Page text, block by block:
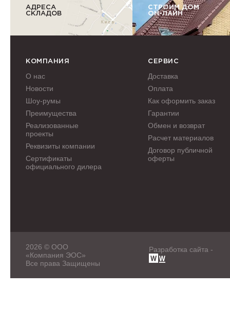
АДРЕСА
СКЛАДОВ
СТРОИМ ДОМ
ОН-ЛАЙН
КОМПАНИЯ
О нас
Новости
Шоу-румы
Преимущества
Реализованные
проекты
Реквизиты компании
Сертификаты
официального дилера
СЕРВИС
Доставка
Оплата
Как оформить заказ
Гарантии
Обмен и возврат
Расчет материалов
Договор публичной
оферты
2026 © ООО
«Компания ЭОС»
Все права Защищены
Разработка сайта -